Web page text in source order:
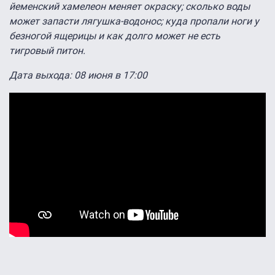
йеменский хамелеон меняет окраску; сколько воды
может запасти лягушка-водонос; куда пропали ноги у
безногой ящерицы и как долго может не есть
тигровый питон.
Дата выхода: 08 июня в 17:00